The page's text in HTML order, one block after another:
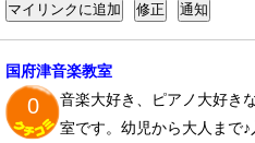
国府津音楽教室
0
音楽大好き、ピアノ大好き
室です。幼児から大人まで